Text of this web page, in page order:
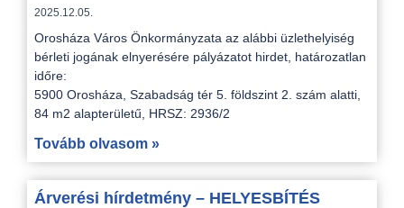
2025.12.05.
Orosháza Város Önkormányzata az alábbi üzlethelyiség
bérleti jogának elnyerésére pályázatot hirdet, határozatlan
időre:
5900 Orosháza, Szabadság tér 5. földszint 2. szám alatti,
84 m2 alapterületű, HRSZ: 2936/2
Tovább olvasom »
Árverési hírdetmény – HELYESBÍTÉS